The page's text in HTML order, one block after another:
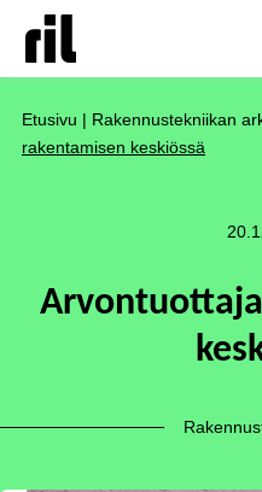
Etusivu | Rakennustekniikan
rakentamisen keskiössä